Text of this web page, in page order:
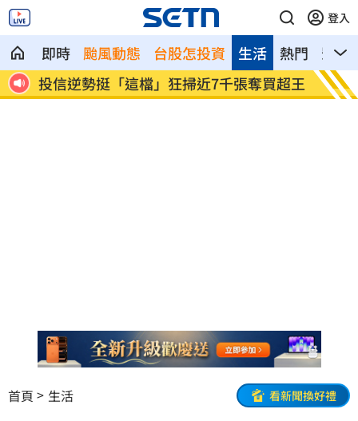
登入
即時 颱風動態 台股怎投資 熱門 影音
生活
高
投信逆勢挺「這檔」狂掃近7千張奪買超王 南港
首頁 生活 看新聞換好禮